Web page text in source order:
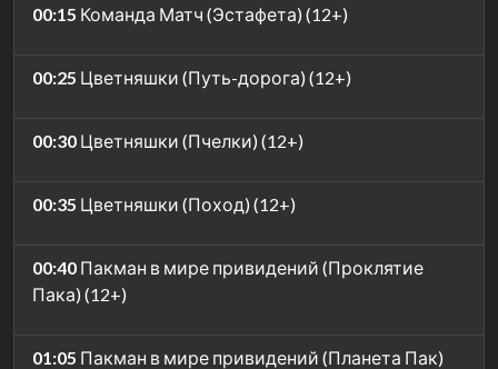
00:15 Команда Матч (Эстафета) (12+)
00:25 Цветняшки (Путь-дорога) (12+)
00:30 Цветняшки (Пчелки) (12+)
00:35 Цветняшки (Поход) (12+)
00:40 Пакман в мире привидений (Проклятие
Пака) (12+)
01:05 Пакман в мире привидений (Планета Пак)